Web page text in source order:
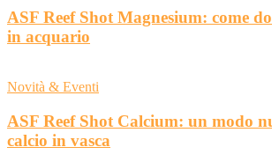
ASF Reef Shot Magnesium: come
in acquario
Novità & Eventi
ASF Reef Shot Calcium: un modo
calcio in vasca